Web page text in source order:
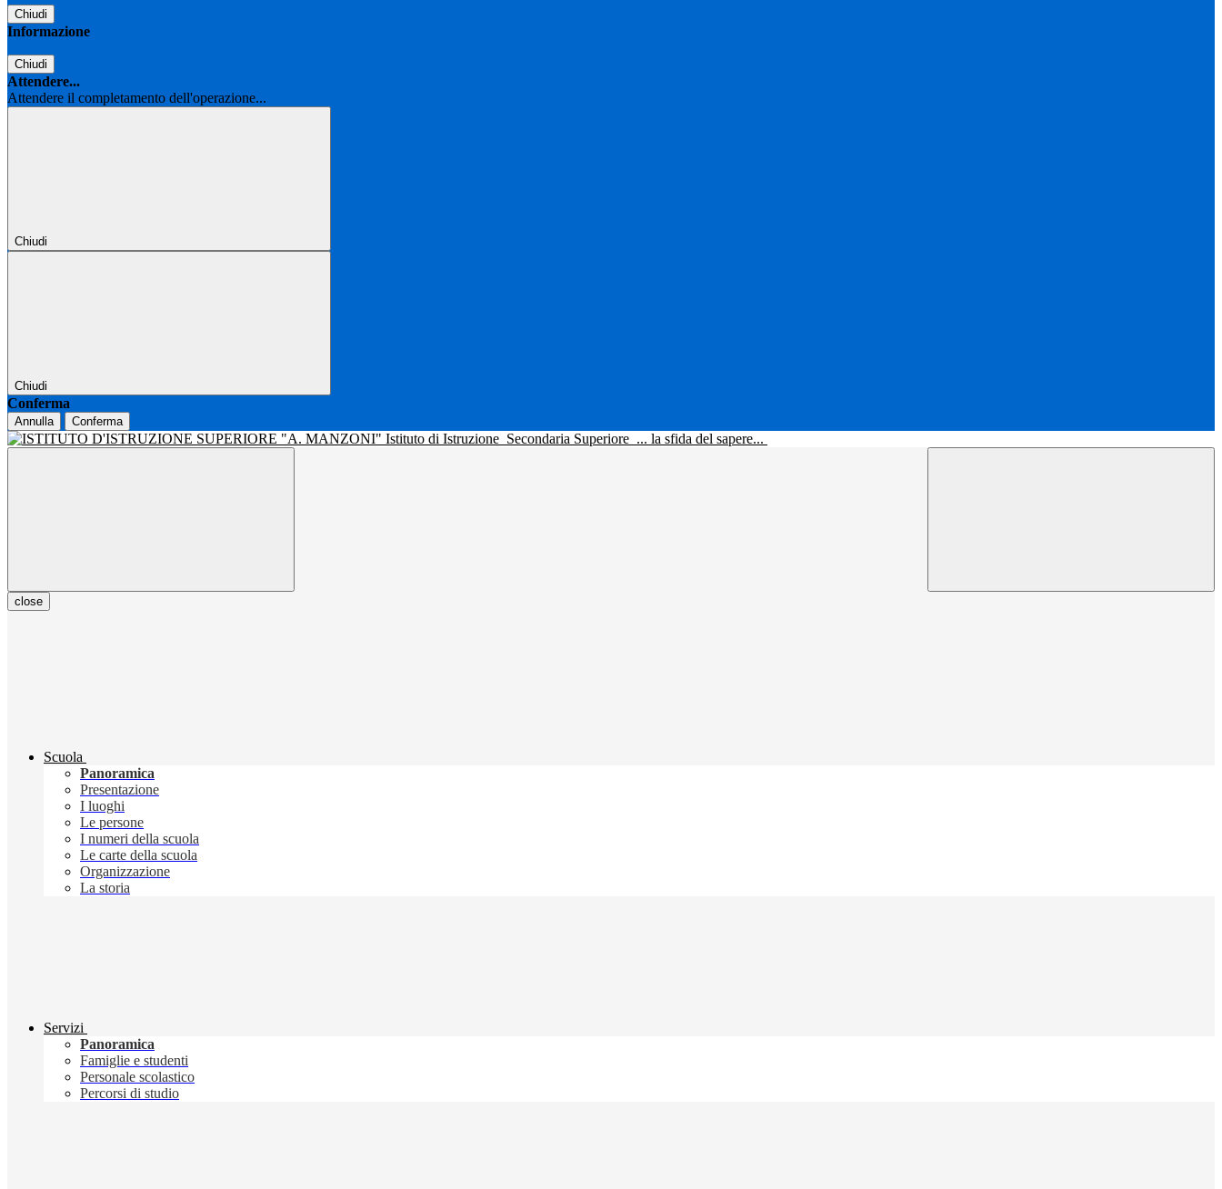
Chiudi
Informazione
Chiudi
Attendere...
Attendere il completamento dell'operazione...
Chiudi
Chiudi
Conferma
Annulla Conferma
Istituto di Istruzione Secondaria Superiore ... la sfida del sapere...
close
Scuola
Panoramica
Presentazione
I luoghi
Le persone
I numeri della scuola
Le carte della scuola
Organizzazione
La storia
Servizi
Panoramica
Famiglie e studenti
Personale scolastico
Percorsi di studio